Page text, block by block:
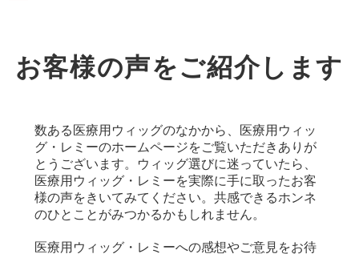
お客様の声をご紹介します
数ある医療用ウィッグのなかから、医療用ウィッ
グ・レミーのホームページをご覧いただきありが
とうございます。ウィッグ選びに迷っていたら、
医療用ウィッグ・レミーを実際に手に取ったお客
様の声をきいてみてください。共感できるホンネ
のひとことがみつかるかもしれません。
医療用ウィッグ・レミーへの感想やご意見をお待